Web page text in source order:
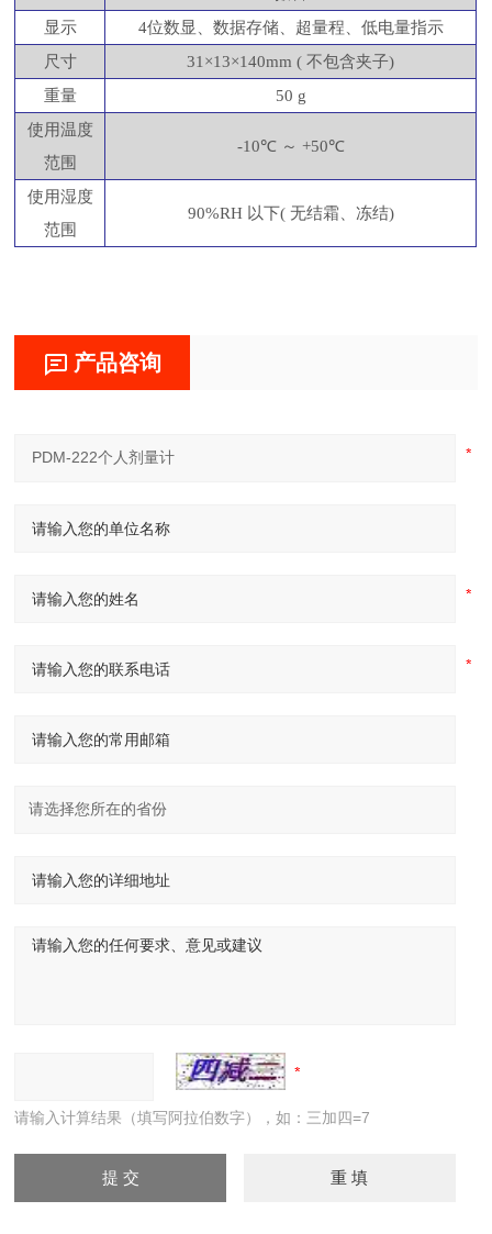
显示
4位数显、数据存储、超量程、低电量指示
尺寸
31×13×140mm ( 不包含夹子)
重量
50 g
使用温度
范围
-10℃ ～ +50℃
使用湿度
范围
90%RH 以下( 无结霜、冻结)
产品咨询
请输入计算结果（填写阿拉伯数字），如：三加四=7